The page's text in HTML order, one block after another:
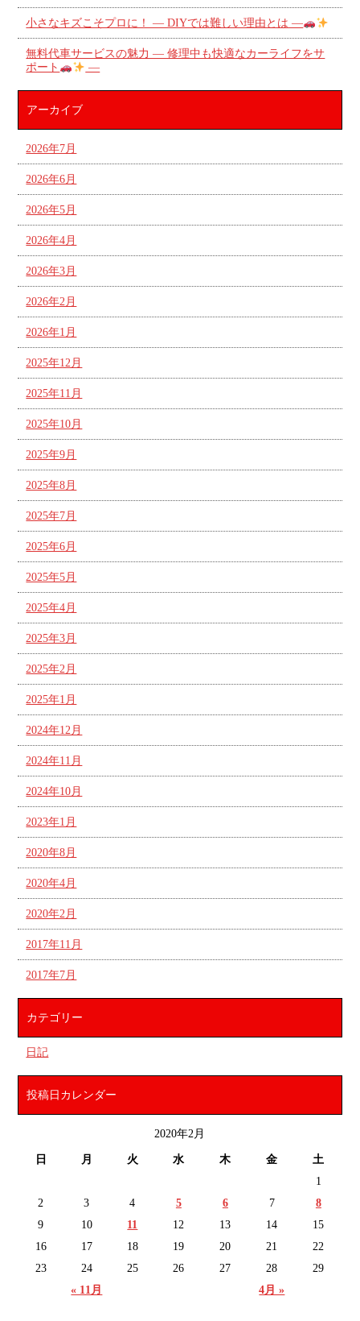
小さなキズこそプロに！ ― DIYでは難しい理由とは ―
無料代車サービスの魅力 ― 修理中も快適なカーライフをサ
ポート
―
アーカイブ
2026年7月
2026年6月
2026年5月
2026年4月
2026年3月
2026年2月
2026年1月
2025年12月
2025年11月
2025年10月
2025年9月
2025年8月
2025年7月
2025年6月
2025年5月
2025年4月
2025年3月
2025年2月
2025年1月
2024年12月
2024年11月
2024年10月
2023年1月
2020年8月
2020年4月
2020年2月
2017年11月
2017年7月
カテゴリー
日記
投稿日カレンダー
2020年2月
日 月 火 水 木 金 土
« 11月 4月 »
1
2
3 4 5 6 7
8
9
10 11 12 13 14
15
16
17 18 19 20 21
22
23
24 25 26 27 28 29